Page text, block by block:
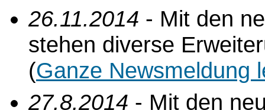
26.11.2014 - Mit den
stehen diverse
(Ganze Newsmeldung
27.8.2014 - Mit den